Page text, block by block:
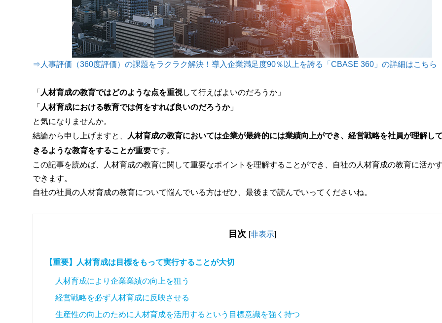
⇒人事評価（360度評価）の課題をラクラク解決！導入企業満足度90％以上を誇る「CBASE 360」の詳細はこちら
「 人材育成の教育ではどのような点を重視して行えばよいのだろうか」
「 人材育成における教育では何をすれば良いのだろうか」
と気になりませんか。
結論から申し上げますと、
人材育成の教育においては企業が最終的には業績向上ができ、経営戦略を社員が理解し
きるような教育をすることが重要です。
この記事を読めば、人材育成の教育に関して重要なポイントを理解することができ、自社の人材育成の教育に活か
できます。
自社の社員の人材育成の教育について悩んでいる方はぜひ、最後まで読んでいってくださいね。
目次 [非表示]
【重要】人材育成は目標をもって実行することが大切
人材育成により企業業績の向上を狙う
経営戦略を必ず人材育成に反映させる
生産性の向上のために人材育成を活用するという目標意識を強く持つ